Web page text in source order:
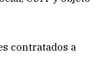
contratados a